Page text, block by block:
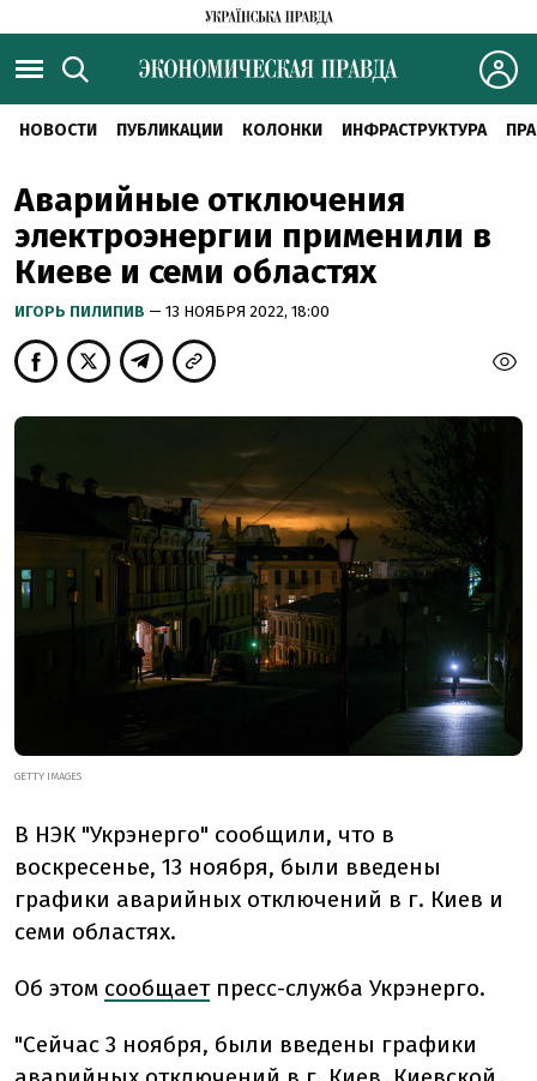
НОВОСТИ ПУБЛИКАЦИИ КОЛОНКИ ИНФРАСТРУКТУРА
Аварийные отключения
электроэнергии применили в
Киеве и семи областях
ИГОРЬ ПИЛИПИВ — 13 НОЯБРЯ 2022, 18:00
GETTY IMAGES
В НЭК "Укрэнерго" сообщили, что в
воскресенье, 13 ноября, были введены
графики аварийных отключений в г. Киев и
семи областях.
Об этом сообщаетпресс-служба Укрэнерго.
"Сейчас 3 ноября, были введены графики